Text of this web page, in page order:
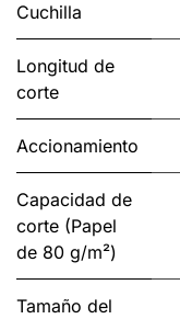
Cuchilla
Longitud de
corte
Accionamiento
Capacidad de
corte (Papel
de 80 g/m²)
Tamaño del